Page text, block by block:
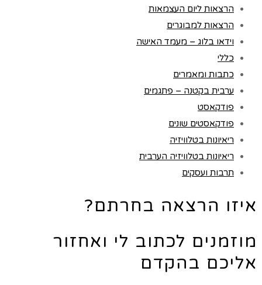
הרצאות ליום העצמאות
הרצאות למבוגרים
וידאו בלוג – מעמד האישה
כללי
כתבות ומאמרים
ערבית בקטנה – פתגמים
פודקאסט
פודקאסטים שונים
ריאיונות בטלוויזיה
ריאיונות בטלוויזיה הערבית
תרבות ועסקים
איזו הרצאה בחרתם?
מוזמנים לכתוב לי ואחזור
אליכם בהקדם